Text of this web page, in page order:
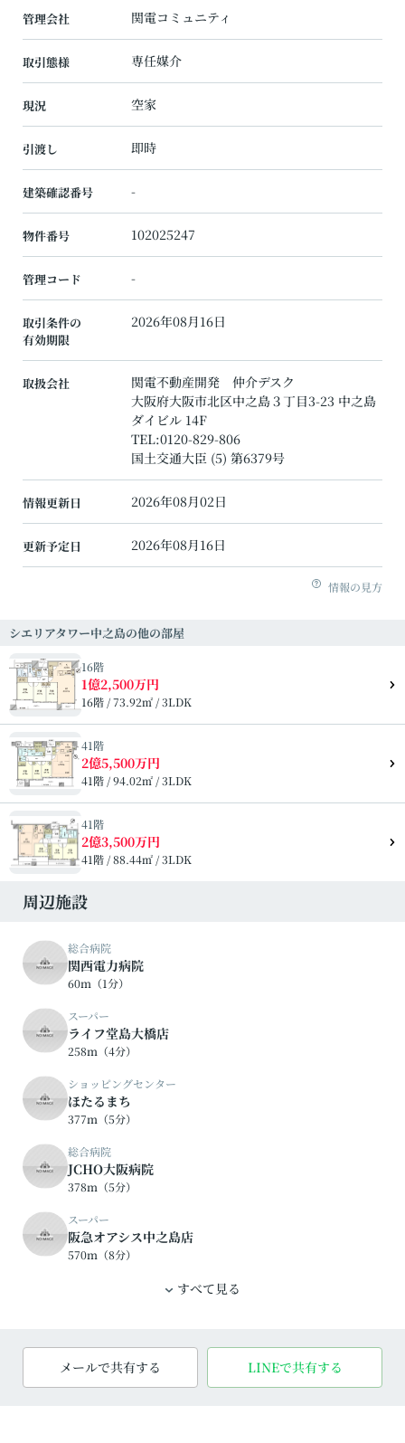
管理会社 関電コミュニティ
取引態様 専任媒介
現況 空家
引渡し 即時
建築確認番号 -
物件番号 102025247
管理コード -
取引条件の
有効期限
2026年08月16日
取扱会社
関電不動産開発 仲介デスク
大阪府大阪市北区中之島３丁目3-23 中之島
ダイビル 14F
TEL:0120-829-806
国土交通大臣 (5) 第6379号
情報更新日 2026年08月02日
更新予定日 2026年08月16日
情報の見方
シエリアタワー中之島の他の部屋
16階
1億2,500万円
16階 / 73.92㎡ / 3LDK
41階
2億5,500万円
41階 / 94.02㎡ / 3LDK
41階
2億3,500万円
41階 / 88.44㎡ / 3LDK
周辺施設
総合病院
関西電力病院
60ｍ（1分）
スーパー
ライフ堂島大橋店
258ｍ（4分）
ショッピングセンター
ほたるまち
377ｍ（5分）
総合病院
JCHO大阪病院
378ｍ（5分）
スーパー
阪急オアシス中之島店
570ｍ（8分）
すべて見る
メールで共有する LINEで共有する